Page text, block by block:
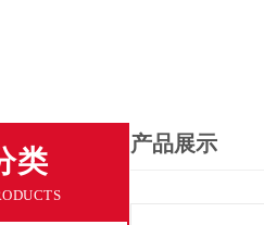
类
产品展示